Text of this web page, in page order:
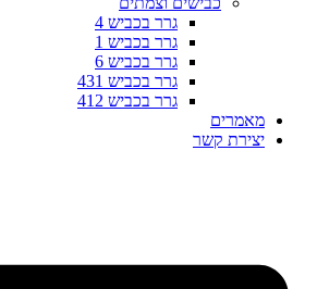
גרר בכביש 4
גרר בכביש 1
גרר בכביש 6
גרר בכביש 431
גרר בכביש 412
מאמרים
יצירת קשר